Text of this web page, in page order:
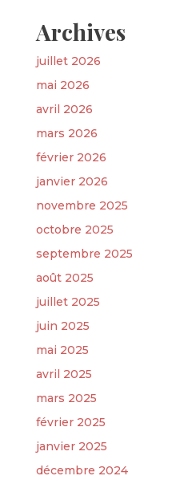
Archives
juillet 2026
mai 2026
avril 2026
mars 2026
février 2026
janvier 2026
novembre 2025
octobre 2025
septembre 2025
août 2025
juillet 2025
juin 2025
mai 2025
avril 2025
mars 2025
février 2025
janvier 2025
décembre 2024